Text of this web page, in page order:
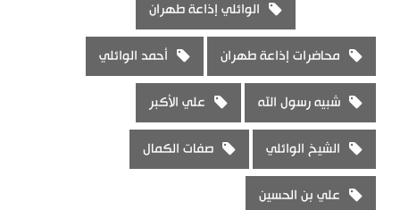
الوائلي إذاعة طهران
محاضرات إذاعة طهران أحمد الوائلي
شبيه رسول الله علي الأكبر
الشيخ الوائلي صفات الكمال
علي بن الحسين